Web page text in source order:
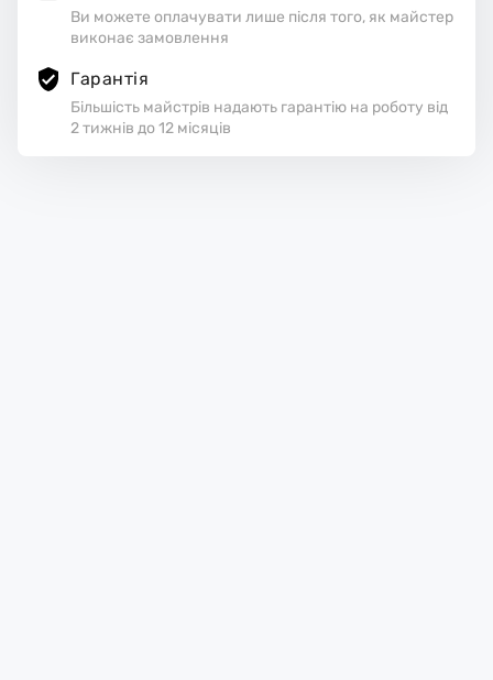
Ви можете оплачувати лише після того, як майстер
виконає замовлення
Гарантія
Більшість майстрів надають гарантію на роботу від
2 тижнів до 12 місяців